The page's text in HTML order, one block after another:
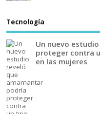
Tecnología
Un nuevo
proteger contra
en las mujeres